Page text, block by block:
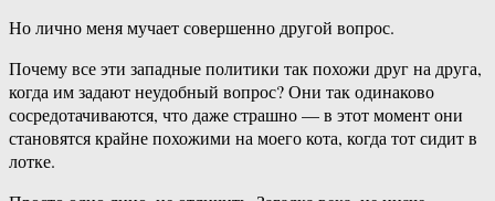
Но лично меня мучает совершенно другой вопрос.
Почему все эти западные политики так похожи друг на друга,
когда им задают неудобный вопрос? Они так одинаково
сосредотачиваются, что даже страшно — в этот момент они
становятся крайне похожими на моего кота, когда тот сидит в
лотке.